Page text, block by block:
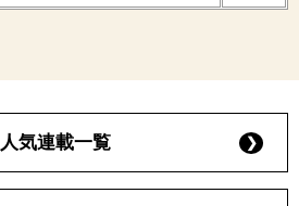
人気連載一覧